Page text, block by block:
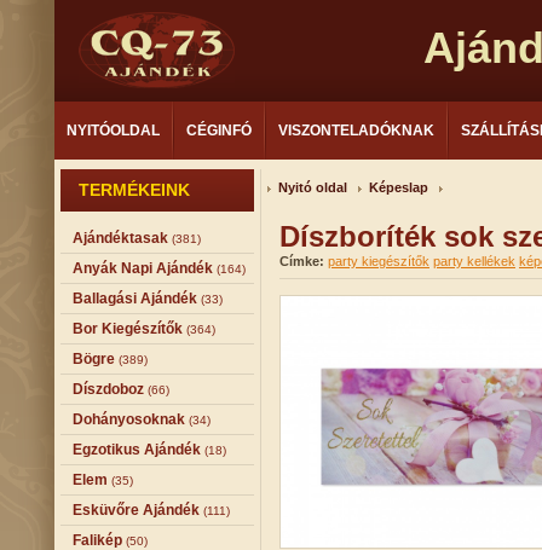
NYITÓOLDAL CÉGINFÓ VISZONTELADÓKNAK
TERMÉKEINK
Ajándéktasak (381)
Anyák Napi Ajándék (164)
Ballagási Ajándék (33)
Bor Kiegészítők (364)
Bögre (389)
Díszdoboz (66)
Dohányosoknak (34)
Egzotikus Ajándék (18)
Elem (35)
Esküvőre Ajándék (111)
Falikép (50)
Nyitó oldal Képeslap
Díszboríték sok
Címke: party kiegészítők party kellékek